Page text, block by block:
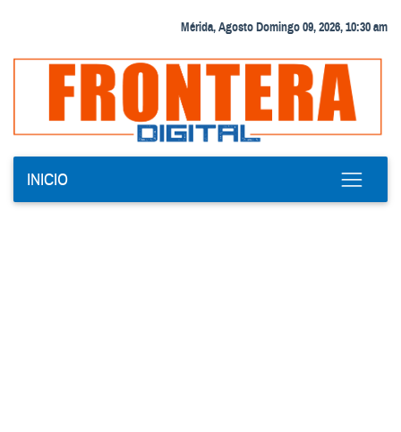
Mérida, Agosto Domingo 09, 2026, 10:30 am
INICIO